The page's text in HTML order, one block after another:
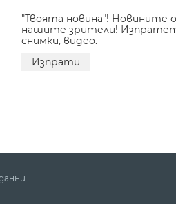
"Твоята новина"! Новините
нашите зрители!
снимки, видео.
Изпрати